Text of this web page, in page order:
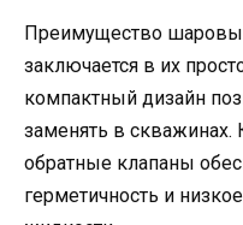
Преимущество
заключается в их
компактный дизайн
заменять в
обратные клапаны
герметичность и